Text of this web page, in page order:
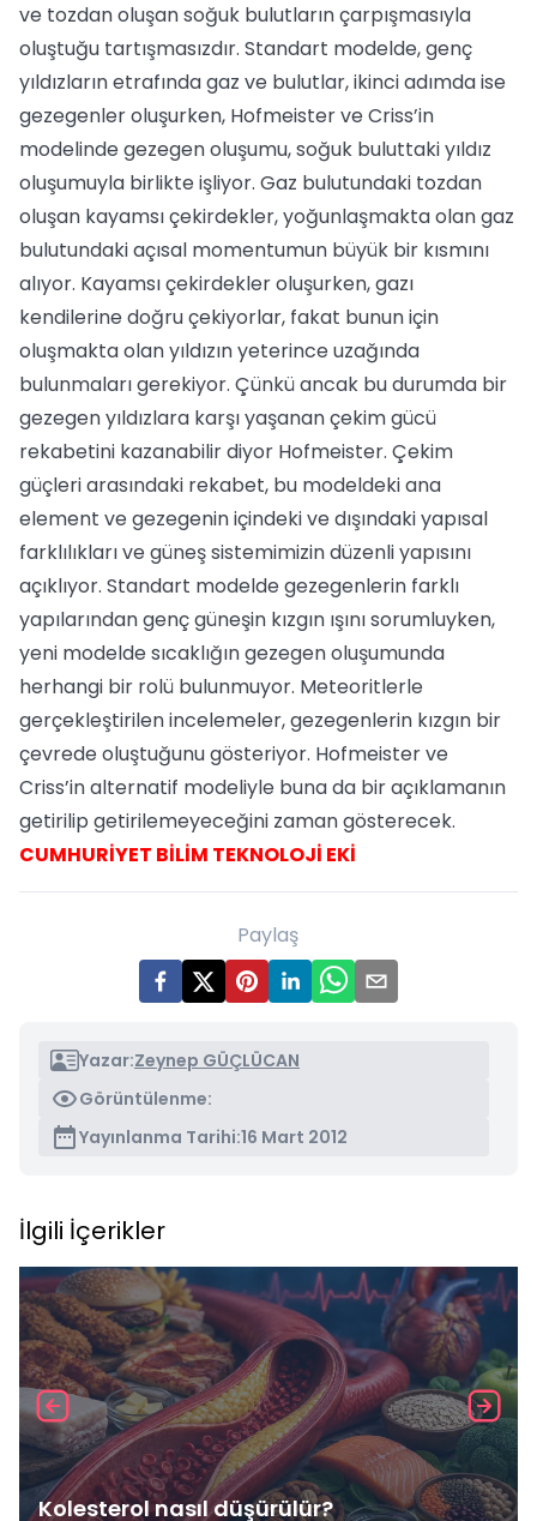
ve tozdan oluşan soğuk bulutların çarpışmasıyla
oluştuğu tartışmasızdır. Standart modelde, genç
yıldızların etrafında gaz ve bulutlar, ikinci adımda ise
gezegenler oluşurken, Hofmeister ve Criss’in
modelinde gezegen oluşumu, soğuk buluttaki yıldız
oluşumuyla birlikte işliyor. Gaz bulutundaki tozdan
oluşan kayamsı çekirdekler, yoğunlaşmakta olan gaz
bulutundaki açısal momentumun büyük bir kısmını
alıyor. Kayamsı çekirdekler oluşurken, gazı
kendilerine doğru çekiyorlar, fakat bunun için
oluşmakta olan yıldızın yeterince uzağında
bulunmaları gerekiyor. Çünkü ancak bu durumda bir
gezegen yıldızlara karşı yaşanan çekim gücü
rekabetini kazanabilir diyor Hofmeister. Çekim
güçleri arasındaki rekabet, bu modeldeki ana
element ve gezegenin içindeki ve dışındaki yapısal
farklılıkları ve güneş sistemimizin düzenli yapısını
açıklıyor. Standart modelde gezegenlerin farklı
yapılarından genç güneşin kızgın ışını sorumluyken,
yeni modelde sıcaklığın gezegen oluşumunda
herhangi bir rolü bulunmuyor. Meteoritlerle
gerçekleştirilen incelemeler, gezegenlerin kızgın bir
çevrede oluştuğunu gösteriyor. Hofmeister ve
Criss’in alternatif modeliyle buna da bir açıklamanın
getirilip getirilemeyeceğini zaman gösterecek.
CUMHURİYET BİLİM TEKNOLOJİ EKİ
Paylaş
Yazar:Zeynep GÜÇLÜCAN
Görüntülenme:
Yayınlanma Tarihi:16 Mart 2012
İlgili İçerikler
Kolesterol nasıl düşürülür?